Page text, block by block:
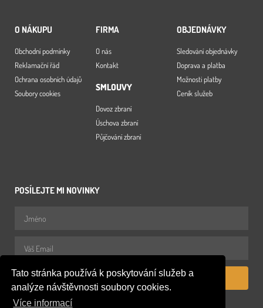
Tato stránka používá k poskytování služeb a
analýze návštěvnosti soubory cookies.
Více informací
O NÁKUPU
Obchodní podmínky
Reklamační řád
Ochrana osobních údajů
Soubory cookies
FIRMA
O nás
Kontakt
SMLOUVY
Dovoz zbraní
Úschova zbraní
Půjčování zbraní
OBJEDNÁVKY
Sledování objednávky
Doprava a platba
Možnosti platby
Ceník služeb
POSÍLEJTE MI NOVINKY
PŘIHLÁSIT